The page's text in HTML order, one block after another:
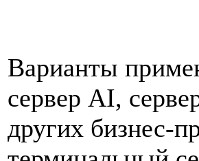
Варианты
сервер AI,
других бизнес-